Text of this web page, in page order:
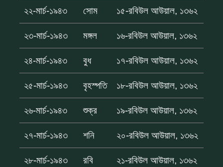
২২-মার্চ-১৯৪৩ সোম ১৫-রবিউল আউয়াল, ১৩৬২
২৩-মার্চ-১৯৪৩ মঙ্গল ১৬-রবিউল আউয়াল, ১৩৬২
২৪-মার্চ-১৯৪৩ বুধ ১৭-রবিউল আউয়াল, ১৩৬২
২৫-মার্চ-১৯৪৩ বৃহস্পতি ১৮-রবিউল আউয়াল, ১৩৬২
২৬-মার্চ-১৯৪৩ শুক্র ১৯-রবিউল আউয়াল, ১৩৬২
২৭-মার্চ-১৯৪৩ শনি ২০-রবিউল আউয়াল, ১৩৬২
২৮-মার্চ-১৯৪৩ রবি ২১-রবিউল আউয়াল, ১৩৬২